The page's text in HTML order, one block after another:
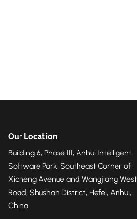
Our Location
Building 6, Phase III, Anhui Intelligent
Software Park, Southeast Corner of
Xicheng Avenue and Wangjiang West
Road, Shushan District, Hefei, Anhui,
China